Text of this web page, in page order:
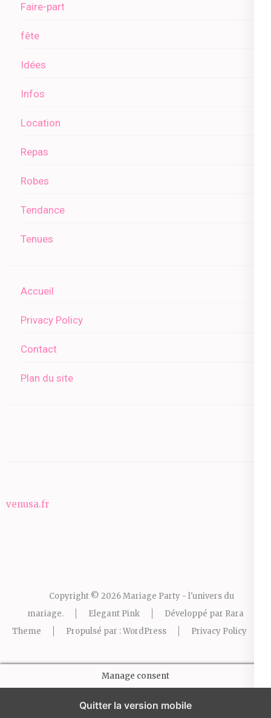
Faire-part
fête
Idées
Infos
Location
Repas
Robes
Tendance
Tenues
Accueil
Privacy Policy
Contact
Plan du site
venusa.fr
Copyright © 2026Mariage Party - l'univers du
mariage. Elegant Pink Développé par Rara
Theme
Propulsé par :WordPress Privacy Policy
Manage consent
Quitter la version mobile